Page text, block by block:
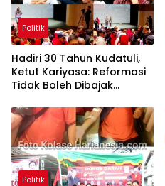
Politik
Hadiri 30 Tahun Kudatuli,
Ketut Kariyasa: Reformasi
Tidak Boleh Dibajak
Politik